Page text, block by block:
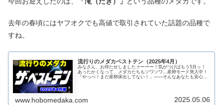
去年の春頃にはヤフオクでも高値で取引されていた話題の品種で
すね。
流行りのメダカベストテン（2025年4月）
みなさん、お待たせしましたァーーー！気がつけばもう5月ッ！
あったかくなって、メダカたちもソワソワ…産卵モード突入中！
「やっべ！まだ産卵床出してない！」――そんなあなたも安心し
www.hobomedaka.com 2025.05.06